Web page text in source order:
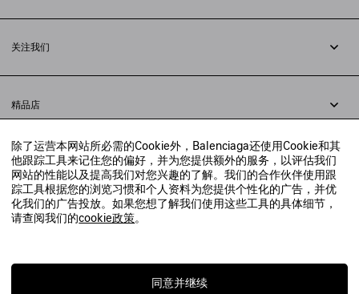
除了运营本网站所必需的Cookie外，Balenciaga还使用Cookie和其
他跟踪工具来记住您的偏好，并为您提供额外的服务，以评估我们
网站的性能以及提高我们对您兴趣的了解。我们的合作伙伴使用跟
踪工具根据您的浏览习惯和个人资料为您提供个性化的广告，并优
化我们的广告投放。如果您想了解我们使用这些工具的具体细节，
请查阅我们的cookie政策。
同意并继续
支付
常见问题解答
法律问题
联合国世界粮食计划署
举报平台
关注我们
小红书
精品店
寻找附近的精品店
实时聊天客服
发送邮件
我们将在24小时内给予回复
联系我们：400-610-6018
© 2020 巴黎世家贸易（上海）有限公司